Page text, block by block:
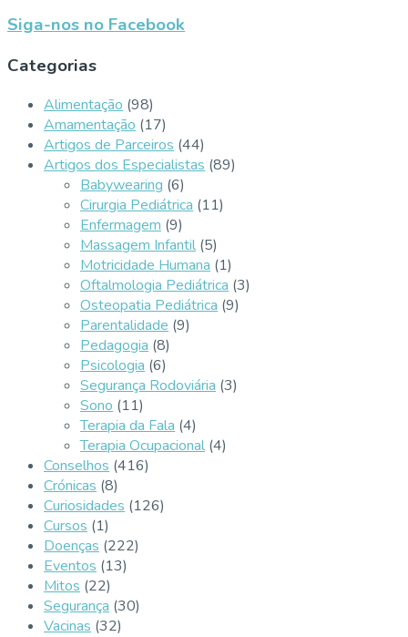
Siga-nos no Facebook
Categorias
Alimentação (98)
Amamentação (17)
Artigos de Parceiros (44)
Artigos dos Especialistas (89)
Babywearing (6)
Cirurgia Pediátrica (11)
Enfermagem (9)
Massagem Infantil (5)
Motricidade Humana (1)
Oftalmologia Pediátrica (3)
Osteopatia Pediátrica (9)
Parentalidade (9)
Pedagogia (8)
Psicologia (6)
Segurança Rodoviária (3)
Sono (11)
Terapia da Fala (4)
Terapia Ocupacional (4)
Conselhos (416)
Crónicas (8)
Curiosidades (126)
Cursos (1)
Doenças (222)
Eventos (13)
Mitos (22)
Segurança (30)
Vacinas (32)